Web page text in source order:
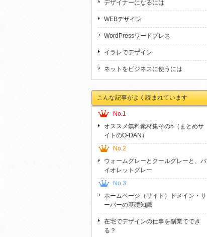
デザイナーになるには
WEBデザイン
WordPressワードプレス
イラレでデザイン
ネットをビジネスに使うには
こんな記事がよく読まれています
No.1
オススメ無料素材集その5（まとめサ
イトのO-DAN）
No.2
ウォームグレーとクールグレーと、バ
イオレットグレー
No.3
ホームページ（サイト）ドメイン・サ
ーバーの基礎知識
在宅でデザインの仕事を副業ででき
る？